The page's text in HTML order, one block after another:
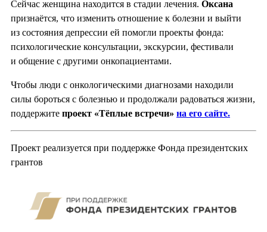
Сейчас женщина находится в стадии лечения. Оксана
признаётся, что изменить отношение к болезни и выйти
из состояния депрессии ей помогли проекты фонда:
психологические консультации, экскурсии, фестивали
и общение с другими онкопациентами.
Чтобы люди с онкологическими диагнозами находили
силы бороться с болезнью и продолжали радоваться жизни,
поддержите проект «Тёплые встречи» на его сайте.
Проект реализуется при поддержке Фонда президентских
грантов